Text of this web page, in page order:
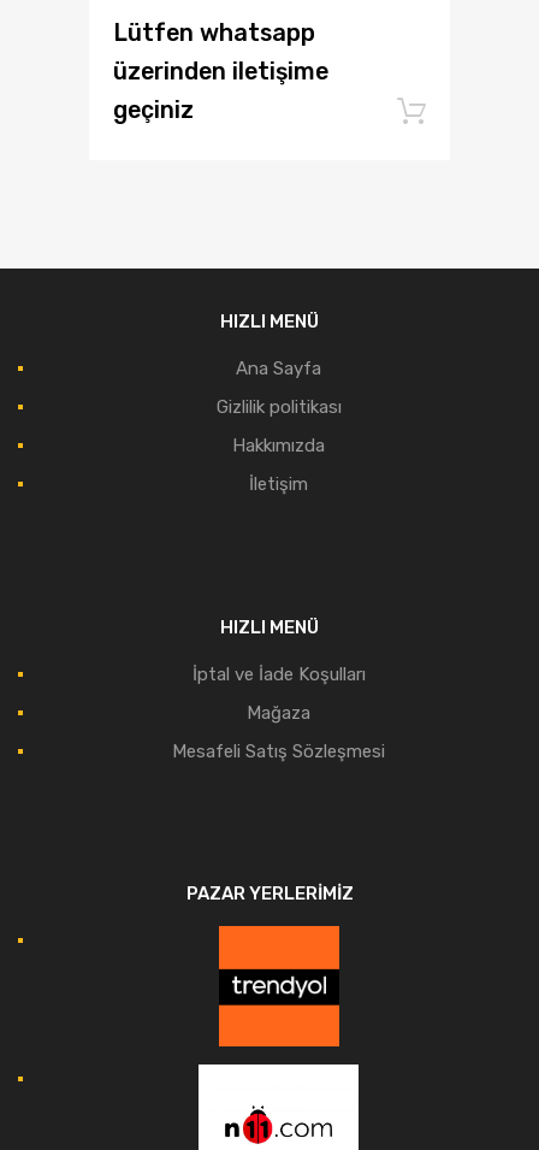
Lütfen whatsapp
üzerinden iletişime
geçiniz
HIZLI MENÜ
Ana Sayfa
Gizlilik politikası
Hakkımızda
İletişim
HIZLI MENÜ
İptal ve İade Koşulları
Mağaza
Mesafeli Satış Sözleşmesi
PAZAR YERLERIMIZ